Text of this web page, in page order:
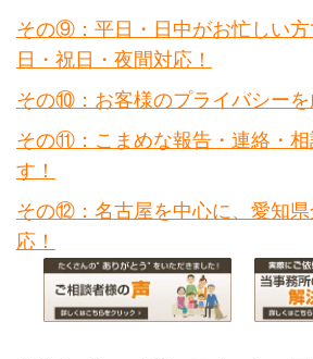
その⑨：平日・日中がお忙しい方
日・祝日・夜間対応！
その⑩：お客様のプライバシーを
その⑪：こまめな報告・連絡・相
す！
その⑫：名古屋を中心に、愛知
応！